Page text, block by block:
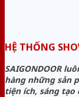
HỆ THỐNG
SAIGONDOOR
hàng những sản
tiện ích, sáng